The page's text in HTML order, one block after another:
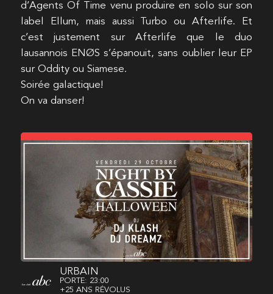
d’Agents Of Time venu produire en solo sur son
label Ellum, mais aussi Turbo ou Afterlife. Et
c’est justement sur Afterlife que le duo
lausannois ENØS s’épanouit, sans oublier leur EP
sur Oddity ou Siamese.
Soirée galactique!
On va danser!
URBAIN
PORTE: 23:00
+25 ANS RÉVOLUS